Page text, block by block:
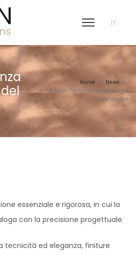
IT
Home > News >
Arkèon: l’essenza senza tempo
del design
essenziale e rigorosa, in cui la
con la precisione progettuale.
tecnicità ed eleganza, finiture